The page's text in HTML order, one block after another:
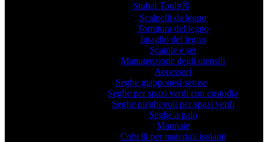
Stubai ToolsⓇ
Scalpelli da legno
Tornitura del legno
Intaglio del legno
Scatole e set
Manutenzione degli utensili
Accessori
Seghe giapponesi setose
Seghe per spazi verdi con custodia
Seghe pieghevoli per spazi verdi
Seghe a palo
Mannaie
Coltelli per materiali isolanti